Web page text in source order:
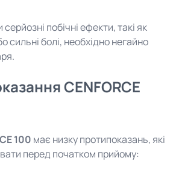
побічні ефекти, такі як
сильні болі, необхідно негайно
CENFORCE
100 має низку протипоказань, які
перед початком прийому: